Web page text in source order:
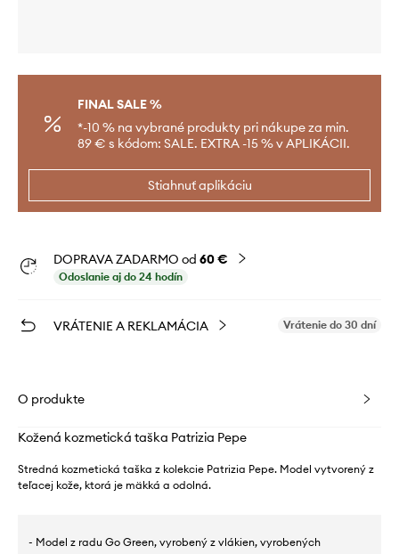
FINAL SALE %
*-10 % na vybrané produkty pri nákupe za min.
89 € s kódom: SALE. EXTRA -15 % v APLIKÁCII.
Stiahnuť aplikáciu
DOPRAVA ZADARMO od 60 €
Odoslanie aj do 24 hodín
VRÁTENIE A REKLAMÁCIA Vrátenie do 30 dní
O produkte
Kožená kozmetická taška Patrizia Pepe
Stredná kozmetická taška z kolekcie Patrizia Pepe. Model vytvorený z
teľacej kože, ktorá je mäkká a odolná.
- Model z radu Go Green, vyrobený z vlákien, vyrobených